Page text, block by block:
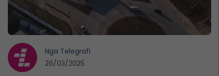
Nga Telegrafi
26/03/2025